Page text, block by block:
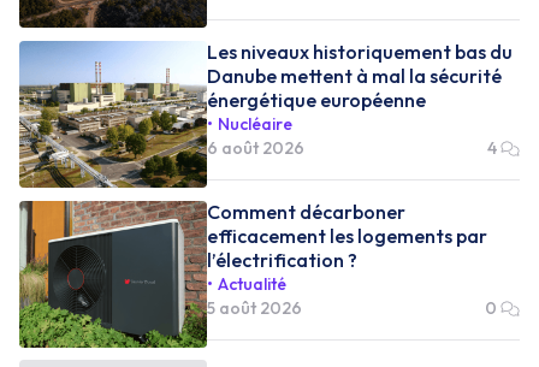
Les niveaux historiquement bas du
Danube mettent à mal la sécurité
énergétique européenne
Nucléaire
6 août 2026
4
Comment décarboner
efficacement les logements par
l’électrification ?
Actualité
5 août 2026
0